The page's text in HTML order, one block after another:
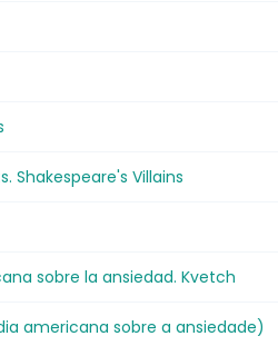
Shakespeare's Villains
sobre la ansiedad. Kvetch
americana sobre a ansiedade)